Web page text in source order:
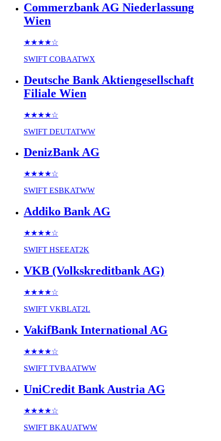
Commerzbank AG Niederlassung
Wien
★★★★☆
SWIFT COBAATWX
Deutsche Bank Aktiengesellschaft
Filiale Wien
★★★★☆
SWIFT DEUTATWW
DenizBank AG
★★★★☆
SWIFT ESBKATWW
Addiko Bank AG
★★★★☆
SWIFT HSEEAT2K
VKB (Volkskreditbank AG)
★★★★☆
SWIFT VKBLAT2L
VakifBank International AG
★★★★☆
SWIFT TVBAATWW
UniCredit Bank Austria AG
★★★★☆
SWIFT BKAUATWW